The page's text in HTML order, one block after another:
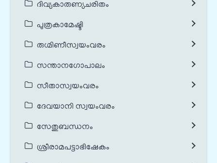
ദിവ്യകാരുണ്യചരിതം
പുത്രകാമേഷ്ടി
രുഗ്മിണീസ്വയംവരം
സന്താനഗോപാലം
സീതാസ്വയംവരം
ദേവയാനി സ്വയംവരം
സേതുബന്ധനം
ശ്രീരാമപട്ടാഭിഷേകം